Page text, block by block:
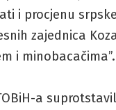
i procjenu
zajednica
i minobacačima”.
a